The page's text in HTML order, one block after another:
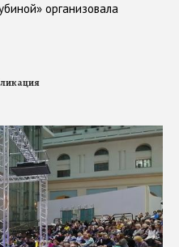
организовала